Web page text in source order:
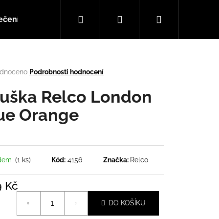
Hudba
Hledat PřihlášeníNákupní
Podrobnosti hodnocení
Relco London
Orange
(1 ks) Kód: 4156 Značka: Relco
Kč
DO KOŠÍKU